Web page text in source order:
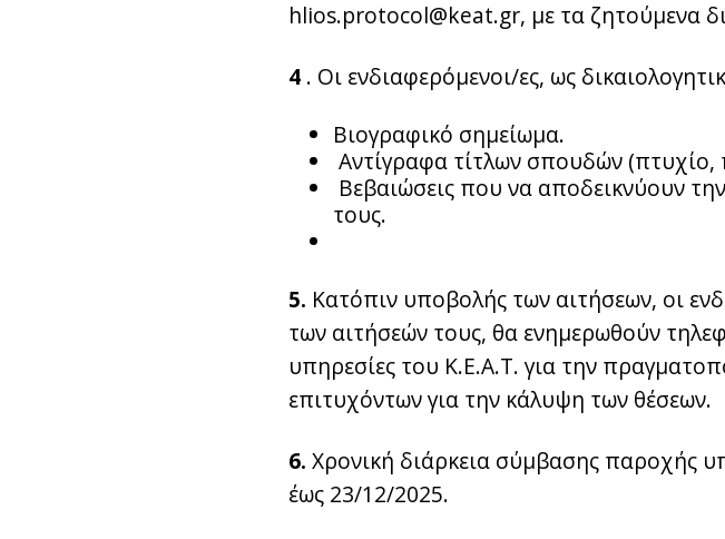
hlios.protocol@keat.gr, με τα ζητούμενα
4 . Οι ενδιαφερόμενοι/ες, ως
Βιογραφικό σημείωμα.
Αντίγραφα τίτλων σπουδών (πτυχίο,
Βεβαιώσεις που να αποδεικνύουν
τους.
5. Κατόπιν υποβολής των αιτήσεων, οι
των αιτήσεών τους, θα ενημερωθούν
υπηρεσίες του Κ.Ε.Α.Τ. για την
επιτυχόντων για την κάλυψη των θέσεων.
6. Χρονική διάρκεια σύμβασης παροχής
έως 23/12/2025.